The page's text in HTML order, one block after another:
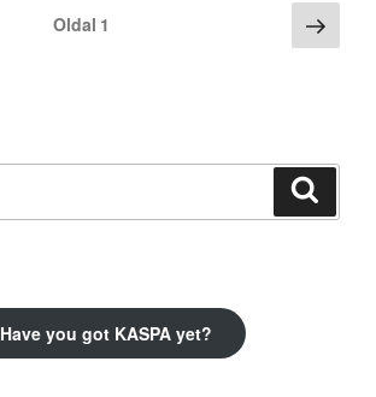
Oldal 1
oldal
Have you got KASPA yet?